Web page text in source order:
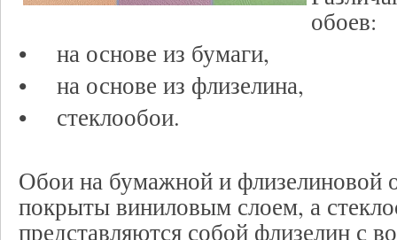
обоев:
• на основе из бумаги,
• на основе из флизелина,
• стеклообои.
Обои на бумажной и флизелиновой
покрыты виниловым слоем, а
представляются собой флизелин с